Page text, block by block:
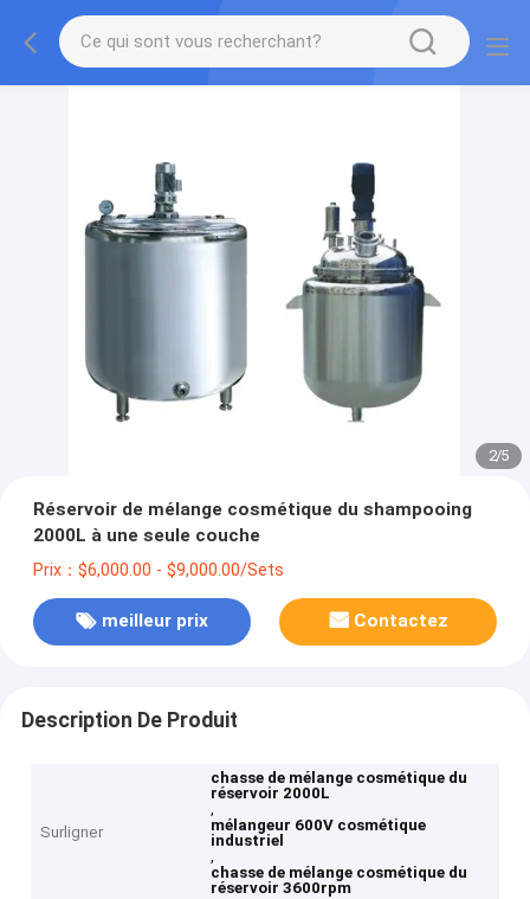
2/5
Réservoir de mélange cosmétique du shampooing
2000L à une seule couche
Prix：$6,000.00 - $9,000.00/Sets
meilleur prix Contactez
Description De Produit
Surligner
chasse de mélange cosmétique du
réservoir 2000L
,
mélangeur 600V cosmétique
industriel
,
chasse de mélange cosmétique du
réservoir 3600rpm